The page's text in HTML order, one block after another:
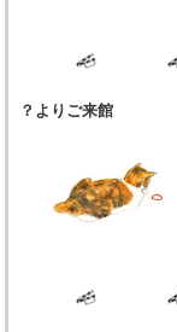
？よりご来館